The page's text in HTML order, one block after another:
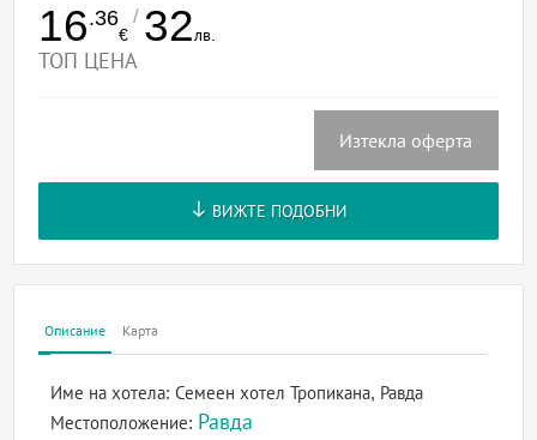
16.36
€
/ 32лв.
ТОП ЦЕНА
Изтекла оферта
ВИЖТЕ ПОДОБНИ
Описание Карта
Име на хотела:Семеен хотел Тропикана, Равда
Местоположение: Равда